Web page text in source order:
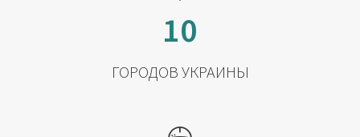
10
ГОРОДОВ УКРАИНЫ